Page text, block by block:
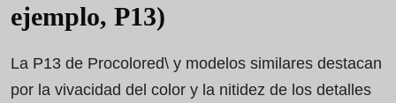
ejemplo, P13)
La P13 de Procolored\ y modelos similares destacan
por la vivacidad del color y la nitidez de los detalles